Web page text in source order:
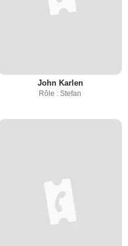
John Karlen
Rôle : Stefan